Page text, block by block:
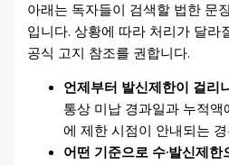
아래는 독자들이 검색할 법한 문
입니다. 상황에 따라 처리가 달라
공식 고지 참조를 권합니다.
언제부터 발신제한이 걸리
통상 미납 경과일과 누적
에 제한 시점이 안내되는
어떤 기준으로 수·발신제